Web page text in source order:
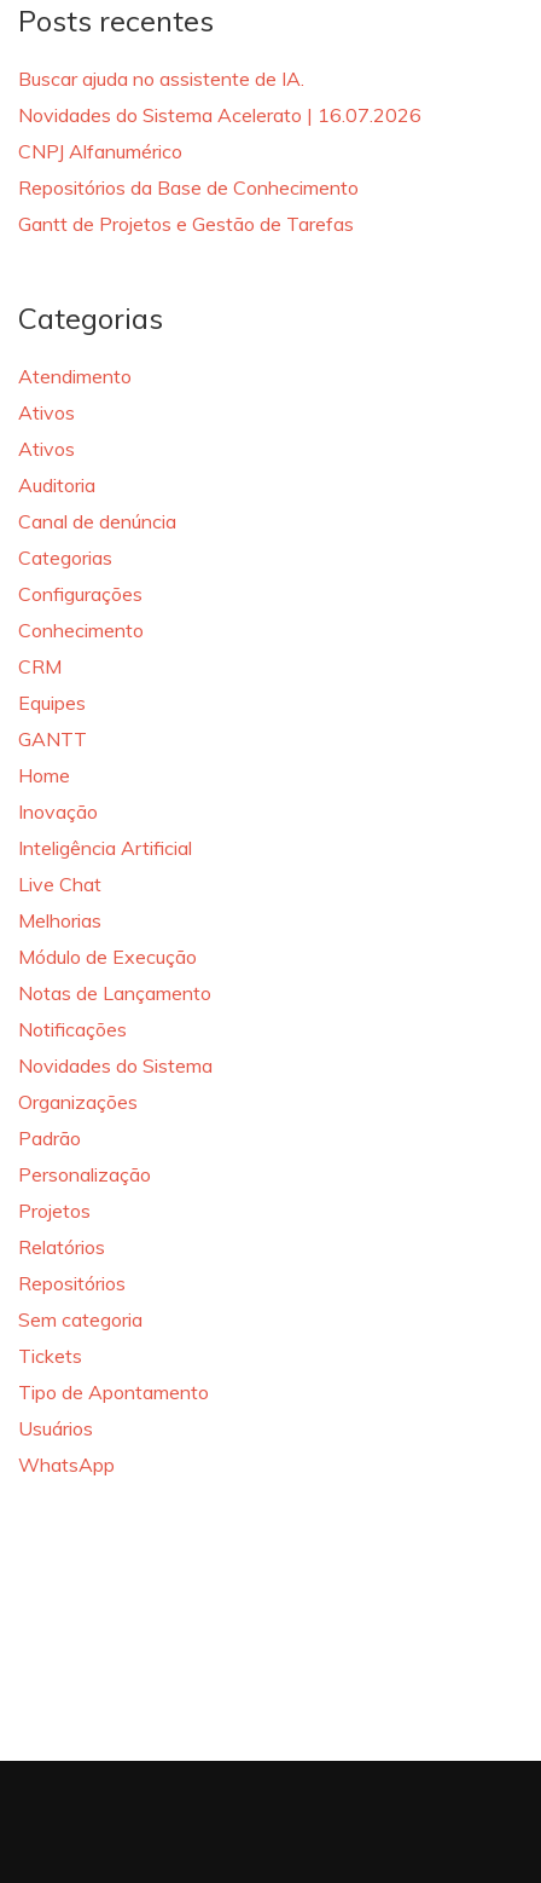
Posts recentes
Buscar ajuda no assistente de IA.
Novidades do Sistema Acelerato | 16.07.2026
CNPJ Alfanumérico
Repositórios da Base de Conhecimento
Gantt de Projetos e Gestão de Tarefas
Categorias
Atendimento
Ativos
Ativos
Auditoria
Canal de denúncia
Categorias
Configurações
Conhecimento
CRM
Equipes
GANTT
Home
Inovação
Inteligência Artificial
Live Chat
Melhorias
Módulo de Execução
Notas de Lançamento
Notificações
Novidades do Sistema
Organizações
Padrão
Personalização
Projetos
Relatórios
Repositórios
Sem categoria
Tickets
Tipo de Apontamento
Usuários
WhatsApp